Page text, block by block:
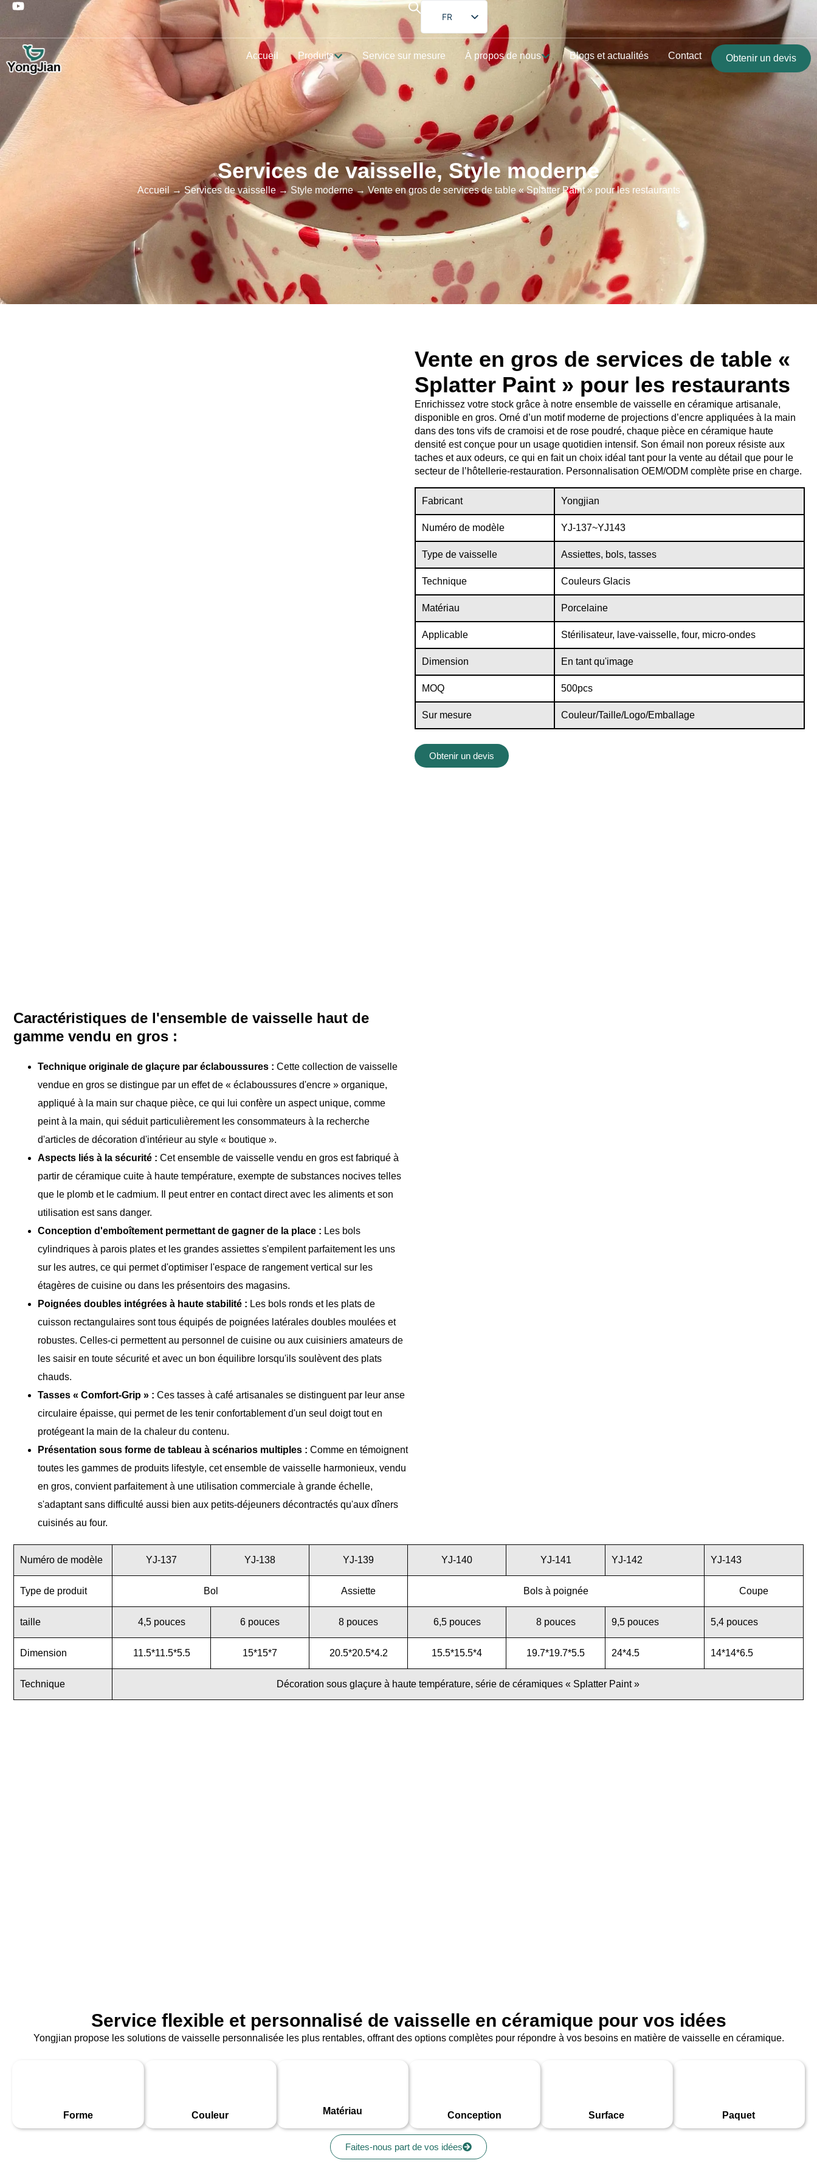
FR
EN
DE
ES
JA
Accueil Produits Service sur mesure À propos de nous Blogs et actualités Contact Obtenir un devis
Services de vaisselle,Style moderne
Accueil → Services de vaisselle→ Style moderne→ Vente en gros de services de table « Splatter Paint » pour les restaurants
Vente en gros de services de table «
Splatter Paint » pour les restaurants
Enrichissez votre stock grâce à notre ensemble de vaisselle en céramique artisanale,
disponible en gros. Orné d’un motif moderne de projections d’encre appliquées à la main
dans des tons vifs de cramoisi et de rose poudré, chaque pièce en céramique haute
densité est conçue pour un usage quotidien intensif. Son émail non poreux résiste aux
taches et aux odeurs, ce qui en fait un choix idéal tant pour la vente au détail que pour le
secteur de l’hôtellerie-restauration. Personnalisation OEM/ODM complète prise en charge.
Fabricant Yongjian
Numéro de modèle YJ-137~YJ143
Type de vaisselle Assiettes, bols, tasses
Technique Couleurs Glacis
Matériau Porcelaine
Applicable Stérilisateur, lave-vaisselle, four, micro-ondes
Dimension En tant qu'image
MOQ 500pcs
Sur mesure Couleur/Taille/Logo/Emballage
Obtenir un devis
Caractéristiques de l'ensemble de vaisselle haut de
gamme vendu en gros :
Technique originale de glaçure par éclaboussures : Cette collection de vaisselle
vendue en gros se distingue par un effet de « éclaboussures d'encre » organique,
appliqué à la main sur chaque pièce, ce qui lui confère un aspect unique, comme
peint à la main, qui séduit particulièrement les consommateurs à la recherche
d'articles de décoration d'intérieur au style « boutique ».
Aspects liés à la sécurité : Cet ensemble de vaisselle vendu en gros est fabriqué à
partir de céramique cuite à haute température, exempte de substances nocives telles
que le plomb et le cadmium. Il peut entrer en contact direct avec les aliments et son
utilisation est sans danger.
Conception d'emboîtement permettant de gagner de la place : Les bols
cylindriques à parois plates et les grandes assiettes s'empilent parfaitement les uns
sur les autres, ce qui permet d'optimiser l'espace de rangement vertical sur les
étagères de cuisine ou dans les présentoirs des magasins.
Poignées doubles intégrées à haute stabilité : Les bols ronds et les plats de
cuisson rectangulaires sont tous équipés de poignées latérales doubles moulées et
robustes. Celles-ci permettent au personnel de cuisine ou aux cuisiniers amateurs de
les saisir en toute sécurité et avec un bon équilibre lorsqu'ils soulèvent des plats
chauds.
Tasses « Comfort-Grip » : Ces tasses à café artisanales se distinguent par leur anse
circulaire épaisse, qui permet de les tenir confortablement d'un seul doigt tout en
protégeant la main de la chaleur du contenu.
Présentation sous forme de tableau à scénarios multiples : Comme en témoignent
toutes les gammes de produits lifestyle, cet ensemble de vaisselle harmonieux, vendu
en gros, convient parfaitement à une utilisation commerciale à grande échelle,
s'adaptant sans difficulté aussi bien aux petits-déjeuners décontractés qu'aux dîners
cuisinés au four.
Numéro de modèle YJ-137 YJ-138 YJ-139 YJ-140 YJ-141 YJ-142 YJ-143
Type de produit Bol Assiette Bols à poignée Coupe
taille 4,5 pouces 6 pouces 8 pouces 6,5 pouces 8 pouces 9,5 pouces 5,4 pouces
Dimension 11.5*11.5*5.5 15*15*7 20.5*20.5*4.2 15.5*15.5*4 19.7*19.7*5.5 24*4.5 14*14*6.5
Technique Décoration sous glaçure à haute température, série de céramiques « Splatter Paint »
Service flexible et personnalisé de vaisselle en céramique pour vos idées
Yongjian propose les solutions de vaisselle personnalisée les plus rentables, offrant des options complètes pour répondre à vos besoins en matière de vaisselle en céramique.
Forme Couleur Matériau Conception Surface Paquet
Faites-nous part de vos idées